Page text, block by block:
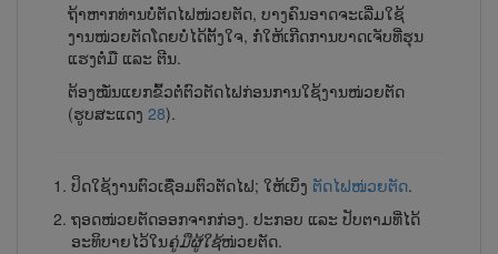
ຖ້າ​ຫາກ​ທ່ານບໍ່​ຕັດ​ໄຟໜ່ວຍ​ຕັດ, ບາງ​ຄົນ​ອາດ​ຈະ​ເລີ່ມ​ໃຊ້​
ງານ​ໜ່ວຍ​ຕັດ​ໂດຍບໍ່​ໄດ້​ຕັ້ງ​ໃຈ, ກໍ່​ໃຫ້ເກີດ​ການ​ບາດ​ເຈັບ​ທີ່​ຮຸນ​
ແຮງ​ຕໍ່​ມື ແລະ ຕີນ.
ຕ້ອງ​ໝັ່ນ​ແຍກຂົ້ວຕໍ່ຕົວ​ຕັດ​ໄຟ​ກ່ອນ​ການ​ໃຊ້​ງານ​ໜ່ວຍ​ຕັດ
(ຮູບສະແດງ 28).
ປິດໃຊ້​ງານ​ຕົວ​ເຊື່ອມ​ຕົວ​ຕັດ​ໄຟ; ໃຫ້​ເບິ່ງ ຕັດ​ໄຟ​ໜ່ວຍ​ຕັດ.
ຖອດໜ່ວຍຕັດອອກຈາກກ່ອງ. ປະກອບ ແລະ ປັບຕາມທີ່ໄດ້
ອະທິບາຍໄວ້ໃນຄູ່ມືຜູ້​ໃຊ້ໜ່ວຍ​ຕັດ.